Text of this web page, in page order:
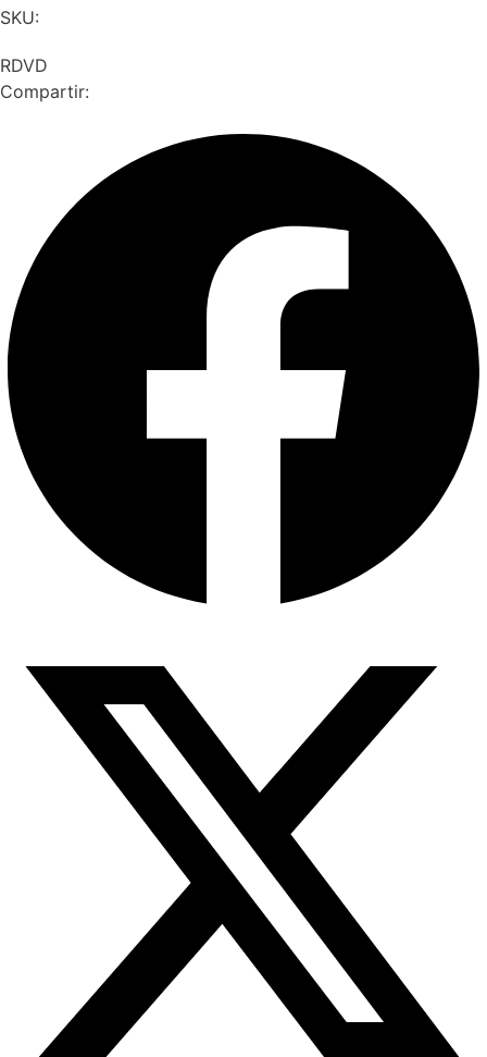
SKU:
RDVD
Compartir: